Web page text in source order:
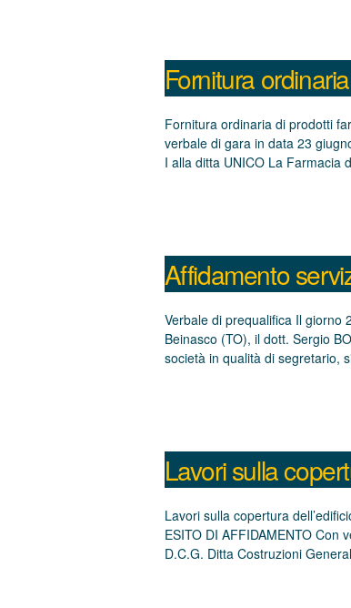
Fornitura
Fornitura ordinaria di prodotti
verbale di gara in data 23
I alla ditta UNICO La Farmacia
Affidamento
Verbale di prequalifica Il giorno
Beinasco (TO), il dott. Sergio
società in qualità di segretario,
Lavori sulla
Lavori sulla copertura
ESITO DI AFFIDAMENTO Con
D.C.G. Ditta Costruzioni